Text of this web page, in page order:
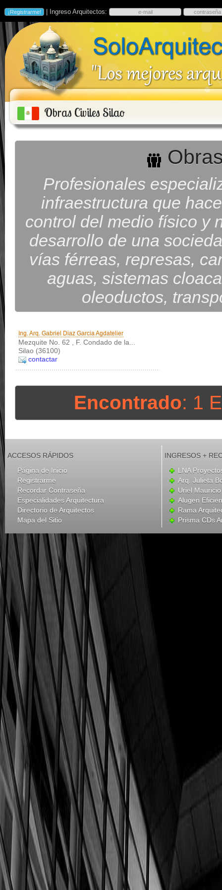
| Ingreso Arquitectos:
Obras Civiles Silao
Profesionales
infraestructura que
control del medio físico y
desarrollo de una
vías férreas, represas,
aguas, sistemas
oleoductos,
Ing. Arq. Gabriel Diaz Garcia Agdatelier
Mezquite No. 62 , F. Condado de la...
Silao (36100)
contactar
Encontrado: 1
ACCESOS RÁPIDOS
Página de Inicio
Registrarme
Recordar Contraseña
Especialidades Arquitectura
Directorio de Arquitectos
Mapa del Sitio
INGRESOS +
LNA
Arq. Julieta
Uriel
Alugen
Rama
Prisma CDs